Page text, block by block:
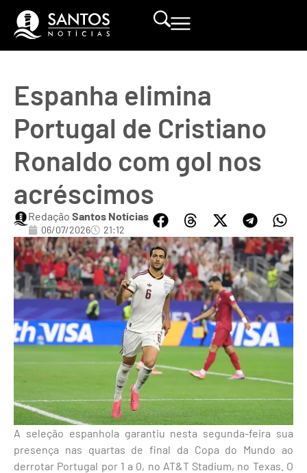
Espanha elimina
Portugal de Cristiano
Ronaldo com gol nos
acréscimos
Redação Santos Notícias
06/07/2026 21:12
A seleção espanhola garantiu nesta segunda-feira sua
presença nas quartas de final da Copa do Mundo ao
derrotar Portugal por 1 a 0, no AT&T Stadium, no Texas. O